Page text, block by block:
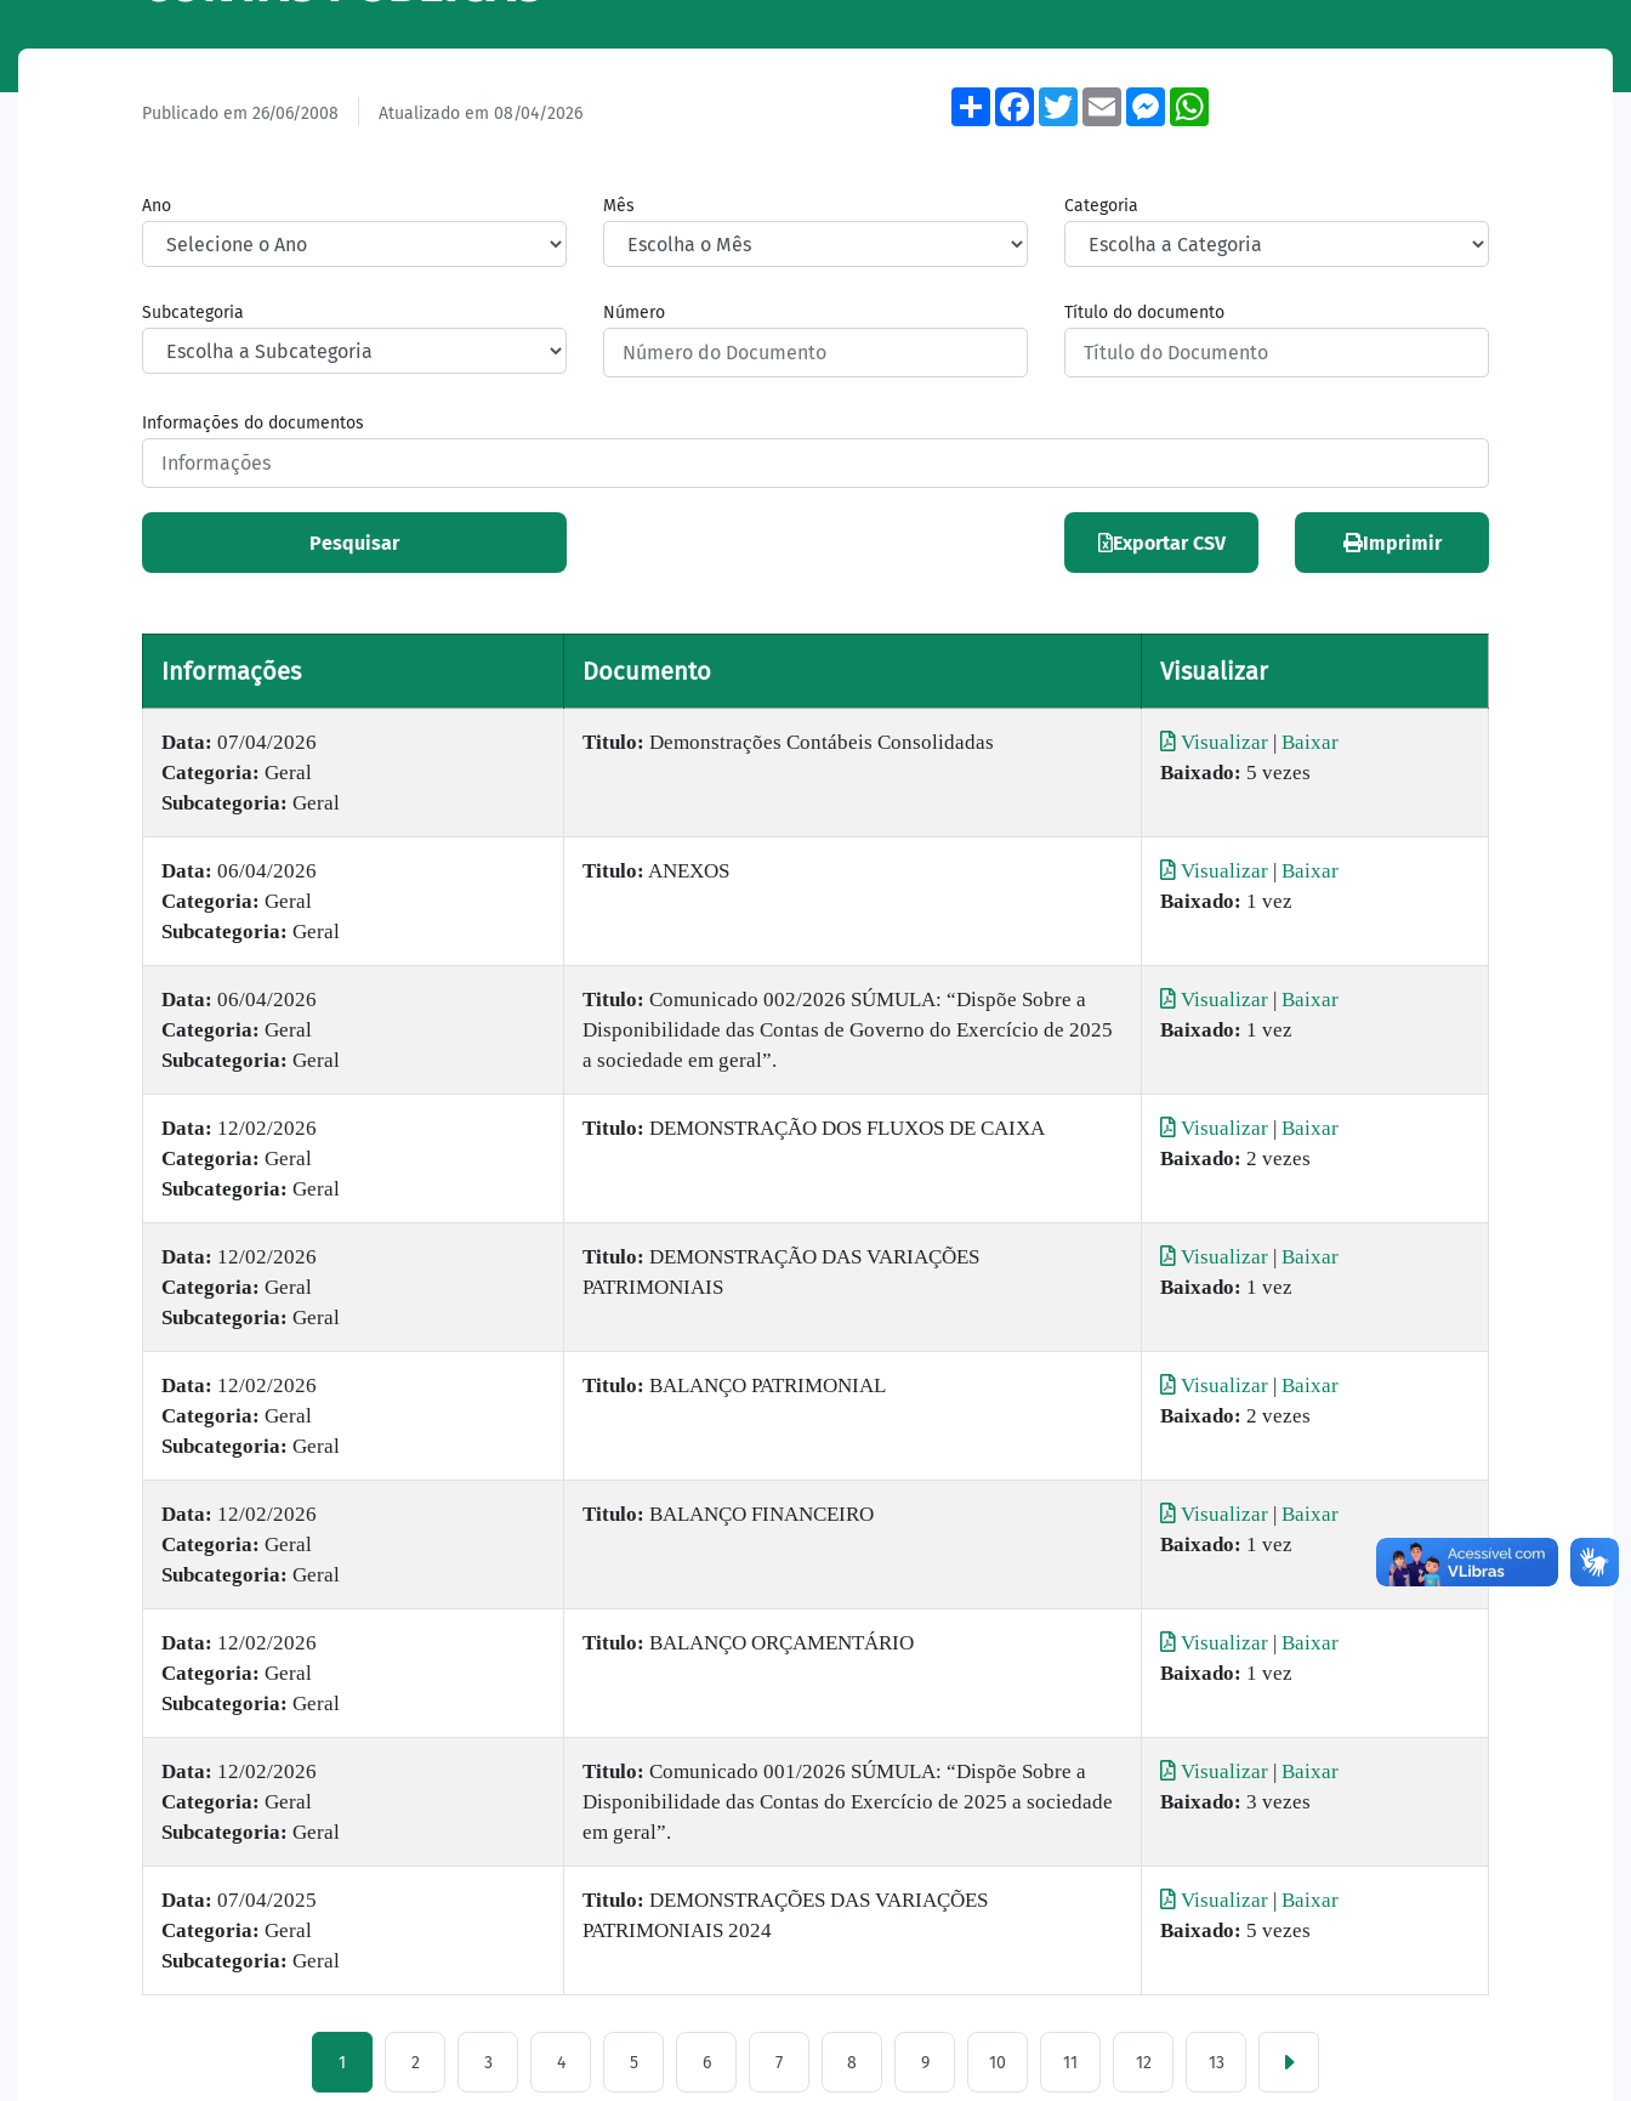
Publicado em 26/06/2008 Atualizado em 08/04/2026
ShareFacebook
TwitterEmailMessenger
Ano Mês Categoria
Subcategoria Número Título do documento
Informações do documentos
Pesquisar Exportar CSV Imprimir
Informações Documento Visualizar
Data: 07/04/2026
Categoria: Geral
Subcategoria: Geral
Titulo: Demonstrações Contábeis Consolidadas Visualizar | Baixar
Baixado: 5 vezes
Data: 06/04/2026
Categoria: Geral
Subcategoria: Geral
Titulo: ANEXOS Visualizar | Baixar
Baixado: 1 vez
Data: 06/04/2026
Categoria: Geral
Subcategoria: Geral
Titulo: Comunicado 002/2026 SÚMULA: “Dispõe Sobre a
Disponibilidade das Contas de Governo do Exercício de 2025
a sociedade em geral”.
Visualizar | Baixar
Baixado: 1 vez
Data: 12/02/2026
Categoria: Geral
Subcategoria: Geral
Titulo: DEMONSTRAÇÃO DOS FLUXOS DE CAIXA Visualizar | Baixar
Baixado: 2 vezes
Data: 12/02/2026
Categoria: Geral
Subcategoria: Geral
Titulo: DEMONSTRAÇÃO DAS VARIAÇÕES
PATRIMONIAIS
Visualizar | Baixar
Baixado: 1 vez
Data: 12/02/2026
Categoria: Geral
Subcategoria: Geral
Titulo: BALANÇO PATRIMONIAL Visualizar | Baixar
Baixado: 2 vezes
Data: 12/02/2026
Categoria: Geral
Subcategoria: Geral
Titulo: BALANÇO FINANCEIRO Visualizar | Baixar
Baixado: 1 vez
Data: 12/02/2026
Categoria: Geral
Subcategoria: Geral
Titulo: BALANÇO ORÇAMENTÁRIO Visualizar | Baixar
Baixado: 1 vez
Data: 12/02/2026
Categoria: Geral
Subcategoria: Geral
Titulo: Comunicado 001/2026 SÚMULA: “Dispõe Sobre a
Disponibilidade das Contas do Exercício de 2025 a sociedade
em geral”.
Visualizar | Baixar
Baixado: 3 vezes
Data: 07/04/2025
Categoria: Geral
Subcategoria: Geral
Titulo: DEMONSTRAÇÕES DAS VARIAÇÕES
PATRIMONIAIS 2024
Visualizar | Baixar
Baixado: 5 vezes
1 2 3 4 5 6 7 8 9 10 11 12 13